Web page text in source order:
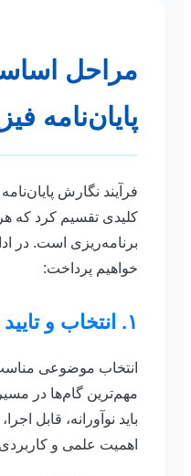
مراحل
پایان‌نامه
فرآیند نگارش
کلیدی تقسیم کرد که
برنامه‌ریزی است. در
خواهیم پرداخت:
۱. انتخاب و تایید موضوع پایان‌نامه
انتخاب موضوعی
مهم‌ترین گام‌ها در
باید نوآورانه، قابل
اهمیت علمی و